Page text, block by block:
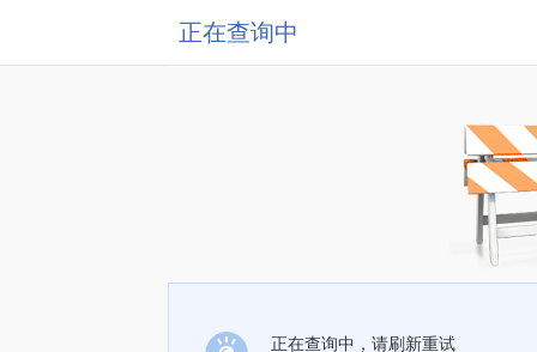
正在查询中
正在查询中，请刷新重试